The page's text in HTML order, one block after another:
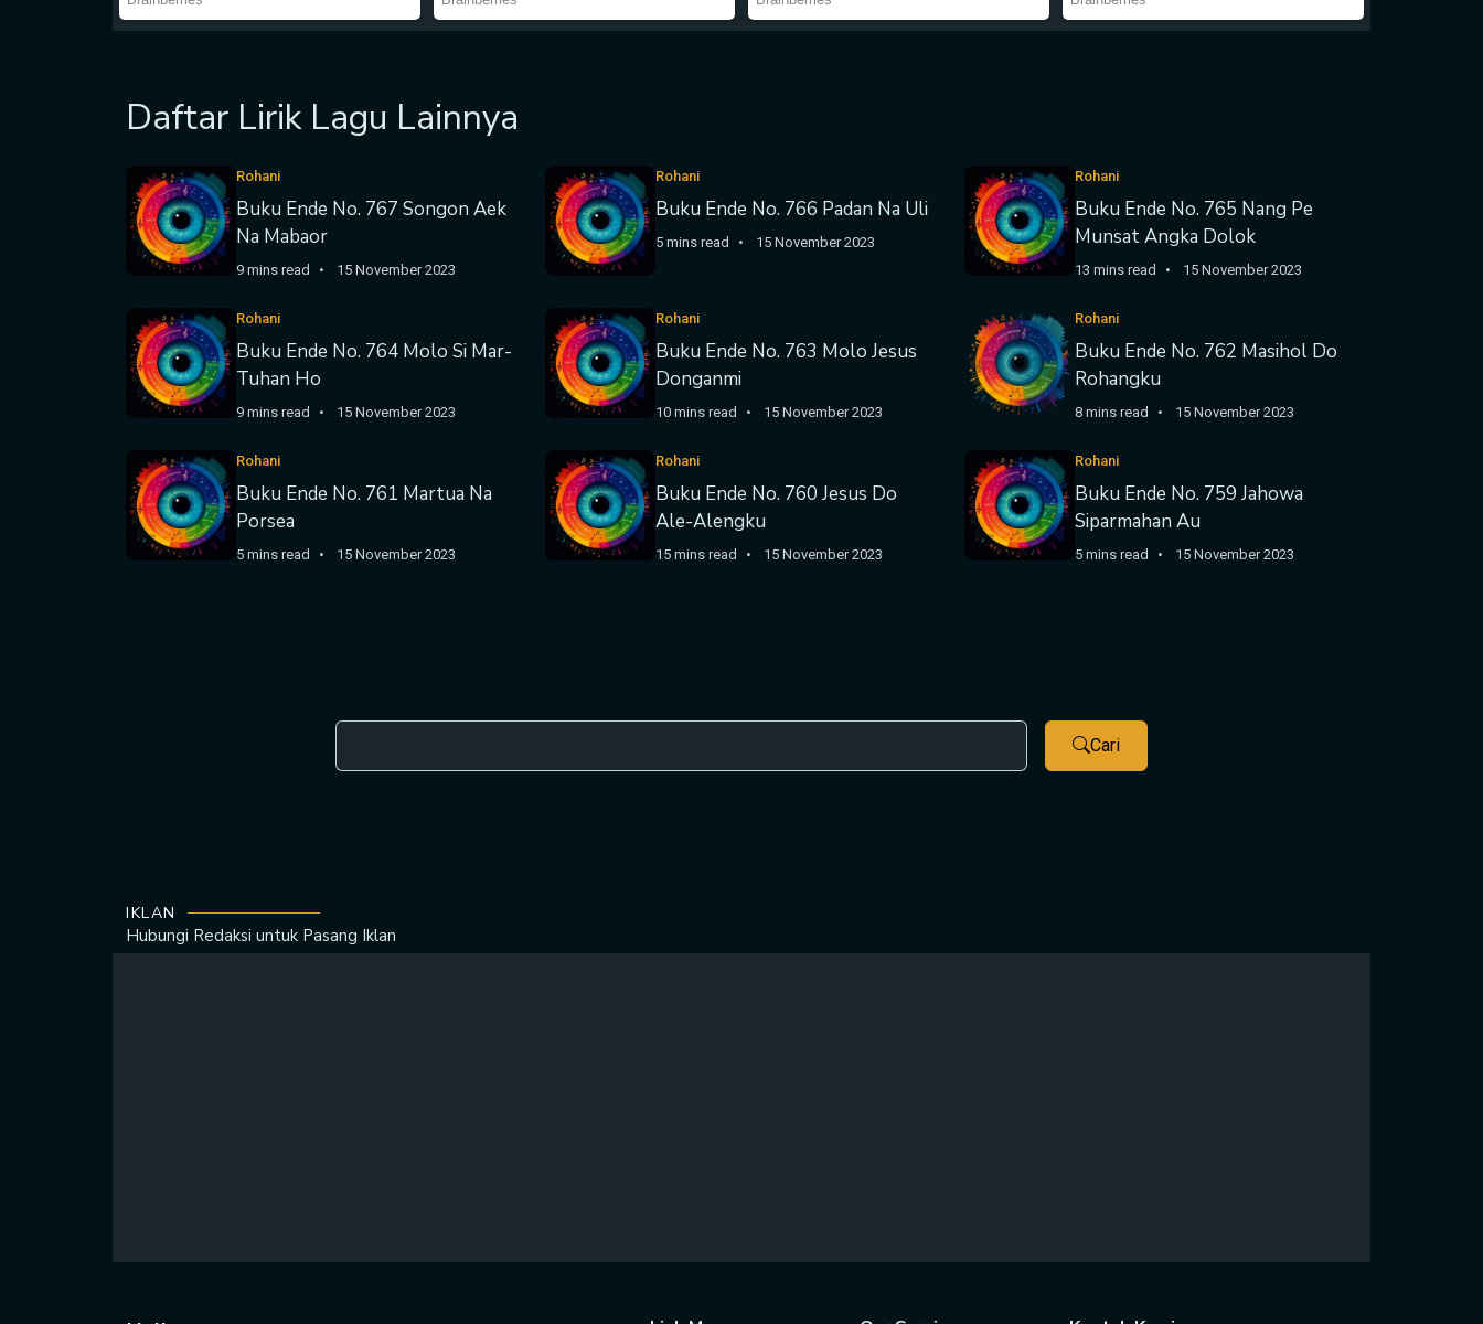
Daftar Lirik Lagu Lainnya
Rohani
Buku Ende No. 767 Songon Aek
Na Mabaor
9 mins read 15 November 2023
Rohani
Buku Ende No. 766 Padan Na Uli
5 mins read 15 November 2023
Rohani
Buku Ende No. 765 Nang Pe
Munsat Angka Dolok
13 mins read 15 November 2023
Rohani
Buku Ende No. 764 Molo Si Mar-
Tuhan Ho
9 mins read 15 November 2023
Rohani
Buku Ende No. 763 Molo Jesus
Donganmi
10 mins read 15 November 2023
Rohani
Buku Ende No. 762 Masihol Do
Rohangku
8 mins read 15 November 2023
Rohani
Buku Ende No. 761 Martua Na
Porsea
5 mins read 15 November 2023
Rohani
Buku Ende No. 760 Jesus Do
Ale-Alengku
15 mins read 15 November 2023
Rohani
Buku Ende No. 759 Jahowa
Siparmahan Au
5 mins read 15 November 2023
Cari
IKLAN
Hubungi Redaksi untuk Pasang Iklan